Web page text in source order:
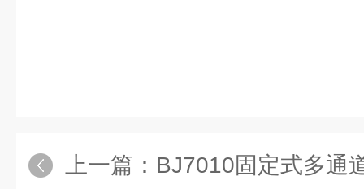
上一篇： BJ7010固定式多通